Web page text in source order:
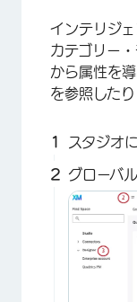
インテリジ
カテゴリー・
から属性を
を参照したり
スタジオ
グローバ